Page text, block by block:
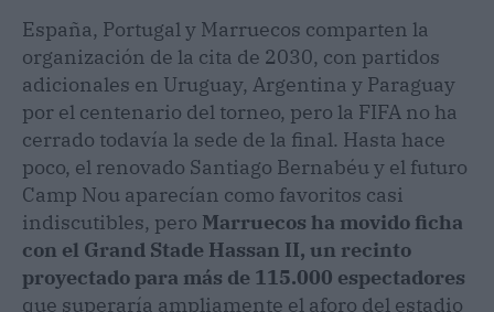
España, Portugal y Marruecos comparten la
organización de la cita de 2030, con partidos
adicionales en Uruguay, Argentina y Paraguay
por el centenario del torneo, pero la FIFA no ha
cerrado todavía la sede de la final. Hasta hace
poco, el renovado Santiago Bernabéu y el futuro
Camp Nou aparecían como favoritos casi
indiscutibles, pero Marruecos ha movido ficha
con el Grand Stade Hassan II, un recinto
proyectado para más de 115.000 espectadores
que superaría ampliamente el aforo del estadio